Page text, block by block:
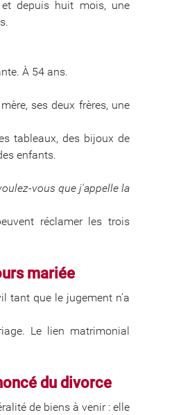
depuis huit mois, une
À 54 ans.
ses deux frères, une
tableaux, des bijoux de
enfants.
vous que j'appelle la
réclamer les trois
mariée
tant que le jugement n'a
Le lien matrimonial
du divorce
de biens à venir : elle